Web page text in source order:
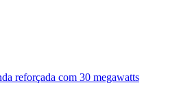
reforçada com 30 megawatts